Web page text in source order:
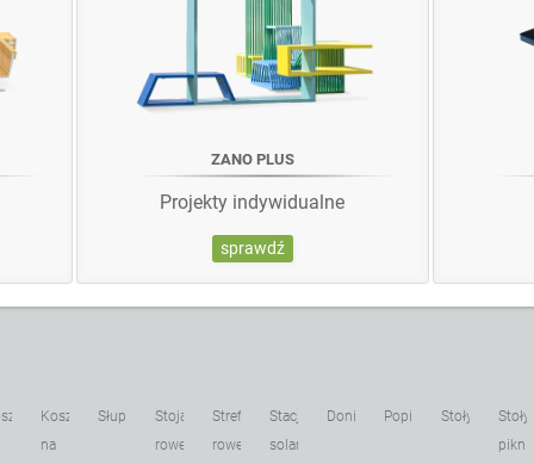
ZANO PLUS
Projekty indywidualne
sprawdź
Kosze
na
Słupki
Stojaki
rowerowe
Strefa
rowerowa
Stacje
solarne
Donice PopielniceStoły
Stoły